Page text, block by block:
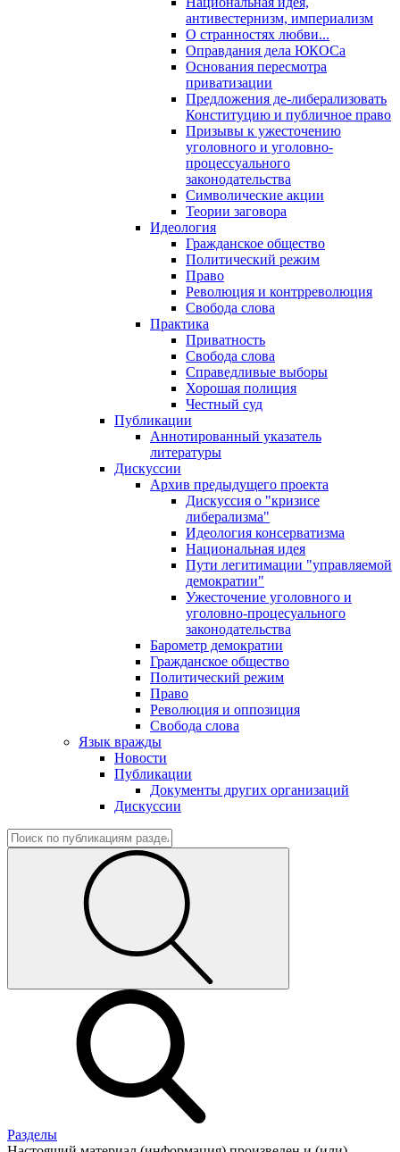
антивестернизм, империализм
О странностях любви...
Оправдания дела ЮКОСа
Основания пересмотра
приватизации
Предложения де-либерализовать
Конституцию и публичное право
Призывы к ужесточению
уголовного и уголовно-
процессуального
законодательства
Символические акции
Теории заговора
Идеология
Гражданское общество
Политический режим
Право
Революция и контрреволюция
Свобода слова
Практика
Приватность
Свобода слова
Справедливые выборы
Хорошая полиция
Честный суд
Публикации
Аннотированный указатель
литературы
Дискуссии
Архив предыдущего проекта
Дискуссия о "кризисе
либерализма"
Идеология консерватизма
Национальная идея
Пути легитимации "управляемой
демократии"
Ужесточение уголовного и
уголовно-процесуального
законодательства
Барометр демократии
Гражданское общество
Политический режим
Право
Революция и оппозиция
Свобода слова
Язык вражды
Новости
Публикации
Документы других организаций
Дискуссии
Разделы